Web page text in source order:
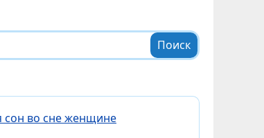
сон во сне женщине